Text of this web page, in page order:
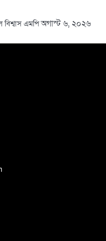
বিশ্বাস এমপি অগাস্ট ৬, ২০২৬